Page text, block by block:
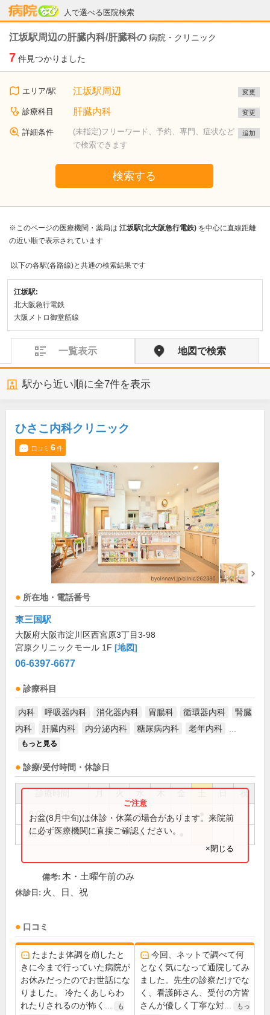
人で選べる医院検索
病院なび
江坂駅周辺の肝臓内科/肝臓科の 病院・クリニック
7 件見つかりました
エリア/駅 江坂駅周辺 変更
診療科目 肝臓内科 変更
詳細条件
(未指定)フリーワード、予約、専門、症状など
で検索できます
追加
検索する
※このページの医療機関・薬局は 江坂駅(北大阪急行電鉄) を中心に直線距離
の近い順で表示されています
以下の各駅(各路線)と共通の検索結果です
江坂駅:
北大阪急行電鉄
大阪メトロ御堂筋線
一覧表示 地図で検索
駅から近い順に全7件を表示
ひさこ内科クリニック
口コミ 6件
所在地・電話番号
東三国駅
大阪府大阪市淀川区西宮原3丁目3-98
宮原クリニックモール 1F [地図]
06-6397-6677
診療科目
内科 呼吸器内科 消化器内科 胃腸科 循環器内科
腎臓
内科
肝臓内科 内分泌内科 糖尿病内科 老年内科
もっと見る
診療/受付時間・休診日
祝
9:00～13:00 ● ● ● ●
16:30～18:30 ● ●
お盆(8月中旬)は休診・休業の場合があります。来院前
に必ず医療機関に直接ご確認ください。
×閉じる
備考: 木・土曜午前のみ
休診日: 火、日、祝
口コミ
たまたま体調を崩したと
きに今まで行っていた病院が
お休みだったのでお世話にな
りました。 冷たくあしらわ
れたりされるのが怖く...
も
今回、ネットで調べて何
となく気になって通院してみ
ました。先生の診察だけでな
く、看護師さん、受付の方皆
さんが優しく丁寧な対...
もっ